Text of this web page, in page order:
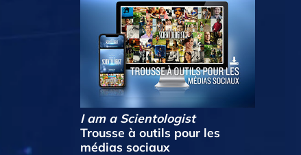
I am a Scientologist
Trousse à outils pour les
médias sociaux